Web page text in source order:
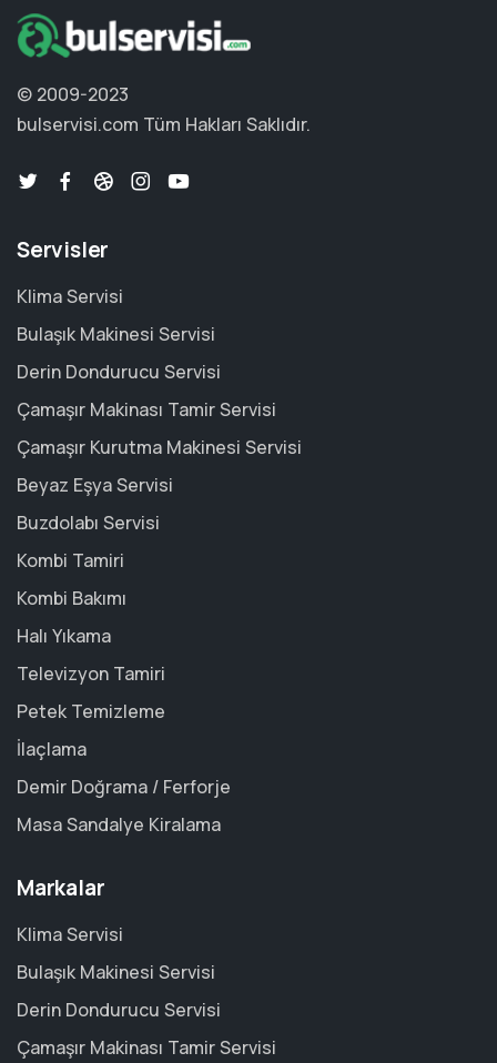
© 2009-2023
bulservisi.com Tüm Hakları Saklıdır.
Servisler
Klima Servisi
Bulaşık Makinesi Servisi
Derin Dondurucu Servisi
Çamaşır Makinası Tamir Servisi
Çamaşır Kurutma Makinesi Servisi
Beyaz Eşya Servisi
Buzdolabı Servisi
Kombi Tamiri
Kombi Bakımı
Halı Yıkama
Televizyon Tamiri
Petek Temizleme
İlaçlama
Demir Doğrama / Ferforje
Masa Sandalye Kiralama
Markalar
Klima Servisi
Bulaşık Makinesi Servisi
Derin Dondurucu Servisi
Çamaşır Makinası Tamir Servisi